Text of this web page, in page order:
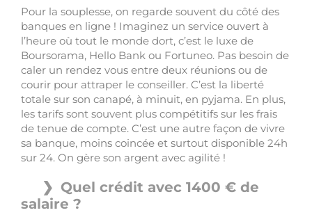
Pour la souplesse, on regarde souvent du côté des
banques en ligne ! Imaginez un service ouvert à
l’heure où tout le monde dort, c’est le luxe de
Boursorama, Hello Bank ou Fortuneo. Pas besoin de
caler un rendez vous entre deux réunions ou de
courir pour attraper le conseiller. C’est la liberté
totale sur son canapé, à minuit, en pyjama. En plus,
les tarifs sont souvent plus compétitifs sur les frais
de tenue de compte. C’est une autre façon de vivre
sa banque, moins coincée et surtout disponible 24h
sur 24. On gère son argent avec agilité !
Quel crédit avec 1400 € de
salaire ?